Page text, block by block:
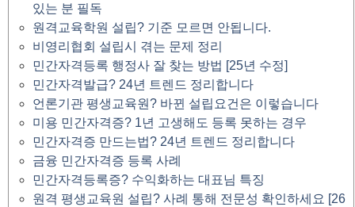
있는 분 필독
원격교육학원 설립? 기준 모르면 안됩니다.
비영리협회 설립시 겪는 문제 정리
민간자격등록 행정사 잘 찾는 방법 [25년 수정]
민간자격발급? 24년 트렌드 정리합니다
언론기관 평생교육원? 바뀐 설립요건은 이렇습니다
미용 민간자격증? 1년 고생해도 등록 못하는 경우
민간자격증 만드는법? 24년 트렌드 정리합니다
금융 민간자격증 등록 사례
민간자격등록증? 수익화하는 대표님 특징
원격 평생교육원 설립? 사례 통해 전문성 확인하세요 [26